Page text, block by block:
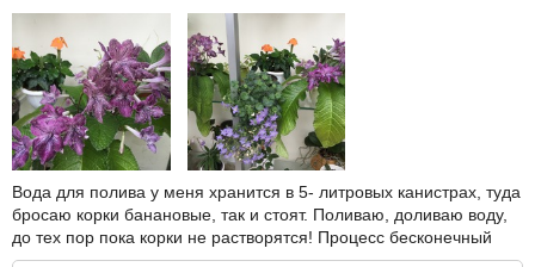
Вода для полива у меня хранится в 5- литровых канистрах, туда
бросаю корки банановые, так и стоят. Поливаю, доливаю воду,
до тех пор пока корки не растворятся! Процесс бесконечный